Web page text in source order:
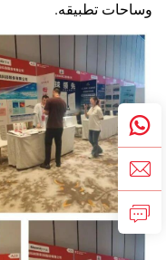
وساحات تطبيقه.